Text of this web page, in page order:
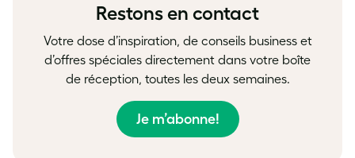
Restons en contact
Votre dose d’inspiration, de conseils business et
d’offres spéciales directement dans votre boîte
de réception, toutes les deux semaines.
Je m’abonne!